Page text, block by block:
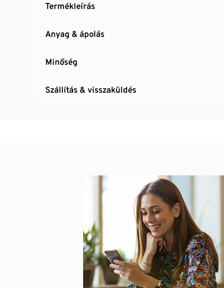
Termékleírás
Anyag & ápolás
Minőség
Szállítás & visszaküldés